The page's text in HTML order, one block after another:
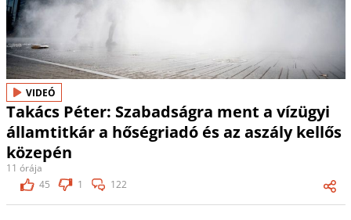
VIDEÓ
Takács Péter: Szabadságra ment a vízügyi
államtitkár a hőségriadó és az aszály kellős
közepén
11 órája
45
1 122